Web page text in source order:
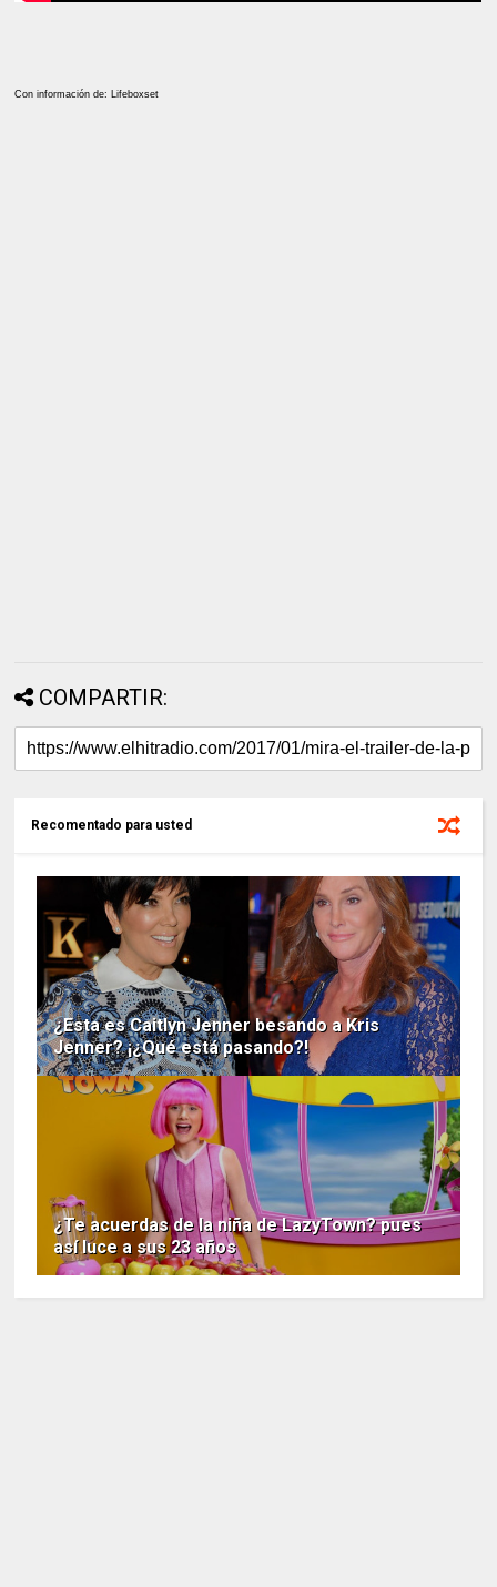
Con información de: Lifeboxset
COMPARTIR:
Recomentado para usted
¿Esta es Caitlyn Jenner besando a Kris
Jenner? ¡¿Qué está pasando?!
¿Te acuerdas de la niña de LazyTown? pues
así luce a sus 23 años